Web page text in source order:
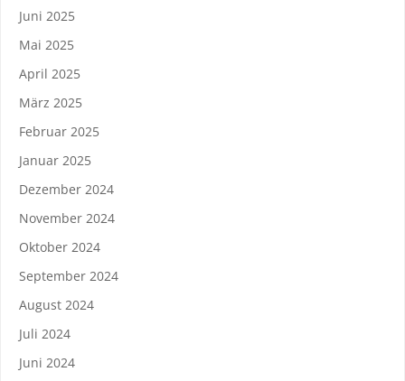
Juni 2025
Mai 2025
April 2025
März 2025
Februar 2025
Januar 2025
Dezember 2024
November 2024
Oktober 2024
September 2024
August 2024
Juli 2024
Juni 2024